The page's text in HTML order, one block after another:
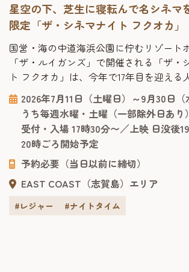
星空の下、芝生に寝転んで名シネマ
限定「ザ・シネマナイト フクオカ」
国営・海の中道海浜公園に佇むリゾート
「ザ・ルイガンズ」で開催される「ザ・
ト フクオカ」は、今年で17年目を迎える
トです。 上映は日没後19時30分〜20時ご
するので、日中の観光を終えたあとも楽
ジャンルはハリウッド映画からお子様が
画まで幅広く、字幕・吹替の両方が楽し
り、旅行者でも気軽に立ち寄れます。上
インナップは、ルイ...
2026年7月11日（土曜日）～9月30日（
うち毎週水曜・土曜（一部除外日あり）
受付・入場 17時30分〜／上映 日没後
20時ごろ開始予定
予約必要（当日以前に締切）
EAST COAST（志賀島）エリア
#レジャー #ナイトタイム